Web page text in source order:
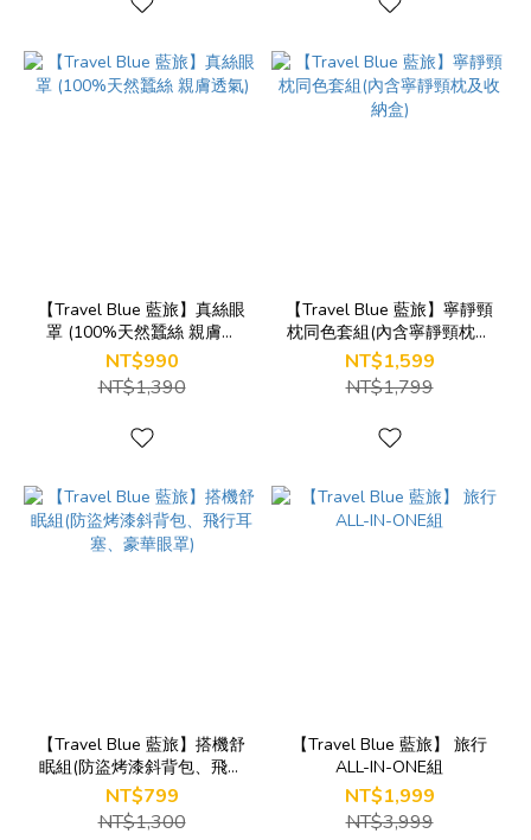
【Travel Blue 藍旅】真絲眼
罩 (100%天然蠶絲 親膚透
氣)
NT$990
NT$1,390
【Travel Blue 藍旅】寧靜頸
枕同色套組(內含寧靜頸枕及
收納盒)
NT$1,599
NT$1,799
【Travel Blue 藍旅】搭機舒
眠組(防盜烤漆斜背包、飛行
耳塞、豪華眼罩)
NT$799
NT$1,300
【Travel Blue 藍旅】 旅行
ALL-IN-ONE組
NT$1,999
NT$3,999